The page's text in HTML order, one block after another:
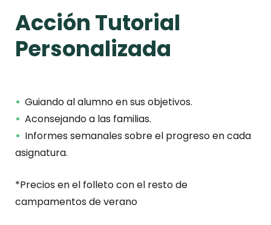
Acción Tutorial
Personalizada
Guiando al alumno en sus objetivos.
Aconsejando a las familias.
Informes semanales sobre el progreso en cada
asignatura.
*Precios en el folleto con el resto de
campamentos de verano